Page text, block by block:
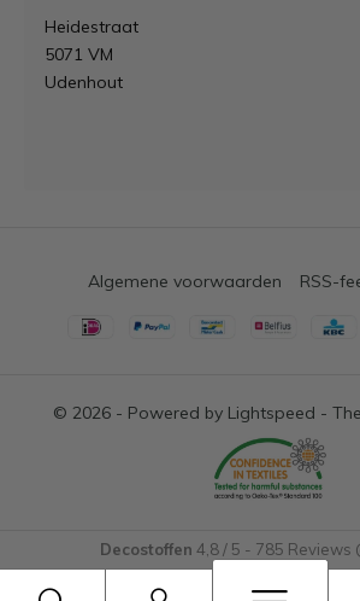
Heidestraat
5071 VM
Udenhout
© 2026 - Powered by Lightspeed -
Algemene voorwaarden RSS-
Decostoffen 4,8/ 5 - 785 Reviews